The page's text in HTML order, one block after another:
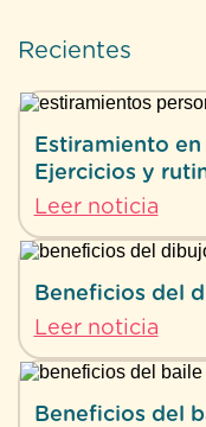
Recientes
Estiramiento
Ejercicios y
Leer noticia
Beneficios del
Leer noticia
Beneficios del